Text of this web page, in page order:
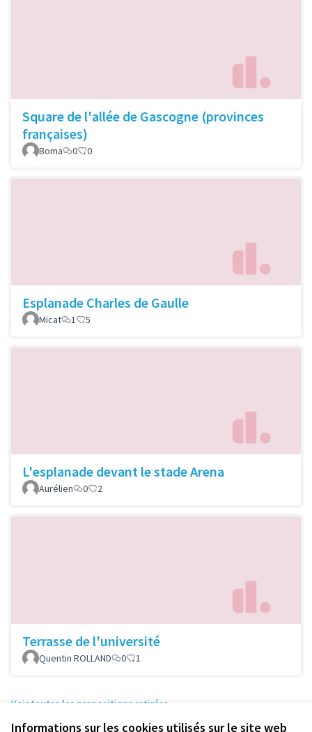
Informations sur les cookies utilisés sur le site web
Square de l'allée de Gascogne (provinces
françaises)
Boma 0 0
Esplanade Charles de Gaulle
Micat 1 5
L'esplanade devant le stade Arena
Aurélien 0 2
Terrasse de l'université
Quentin ROLLAND 0 1
Voir toutes les propositions retirées